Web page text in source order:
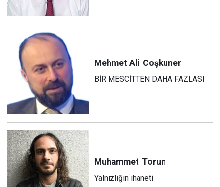
Mehmet Ali Coşkuner
BİR MESCİTTEN DAHA FAZLASI
Muhammet Torun
Yalnızlığın ihaneti